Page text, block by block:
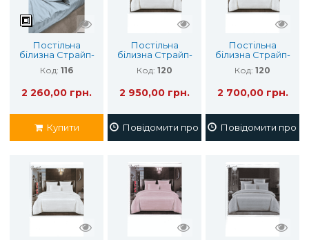
Постільна
білизна Страйп-
Код: 116
2 260,00 грн.
Купити
Постільна
білизна Cтрайп-
Код: 120
2 950,00 грн.
Повідомити про наявність
Постільна
білизна Cтрайп-
Двоспальний
Код: 120
2 700,00 грн.
Повідомити про